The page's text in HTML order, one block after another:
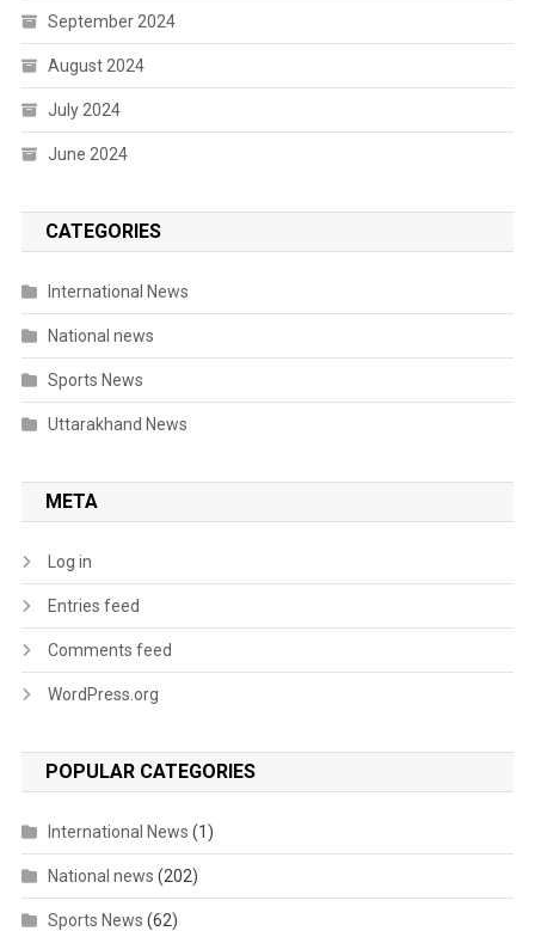
September 2024
August 2024
July 2024
June 2024
CATEGORIES
International News
National news
Sports News
Uttarakhand News
META
Log in
Entries feed
Comments feed
WordPress.org
POPULAR CATEGORIES
International News (1)
National news (202)
Sports News (62)